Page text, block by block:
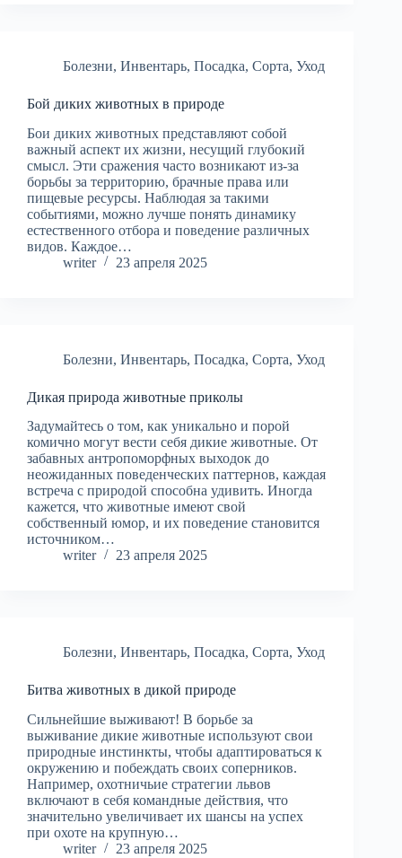
Болезни, Инвентарь, Посадка, Сорта, Уход
Бой диких животных в природе
Бои диких животных представляют собой
важный аспект их жизни, несущий глубокий
смысл. Эти сражения часто возникают из-за
борьбы за территорию, брачные права или
пищевые ресурсы. Наблюдая за такими
событиями, можно лучше понять динамику
естественного отбора и поведение различных
видов. Каждое…
writer
23 апреля 2025
Болезни, Инвентарь, Посадка, Сорта, Уход
Дикая природа животные приколы
Задумайтесь о том, как уникально и порой
комично могут вести себя дикие животные. От
забавных антропоморфных выходок до
неожиданных поведенческих паттернов, каждая
встреча с природой способна удивить. Иногда
кажется, что животные имеют свой
собственный юмор, и их поведение становится
источником…
writer
23 апреля 2025
Болезни, Инвентарь, Посадка, Сорта, Уход
Битва животных в дикой природе
Сильнейшие выживают! В борьбе за
выживание дикие животные используют свои
природные инстинкты, чтобы адаптироваться к
окружению и побеждать своих соперников.
Например, охотничьие стратегии львов
включают в себя командные действия, что
значительно увеличивает их шансы на успех
при охоте на крупную…
writer
23 апреля 2025